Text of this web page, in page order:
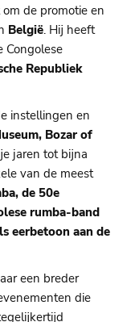
de promotie en
België. Hij heeft
Congolese
Republiek
instellingen en
Bozar of
jaren tot bijna
van de meest
de 50e
rumba-band
eerbetoon aan de
een breder
die